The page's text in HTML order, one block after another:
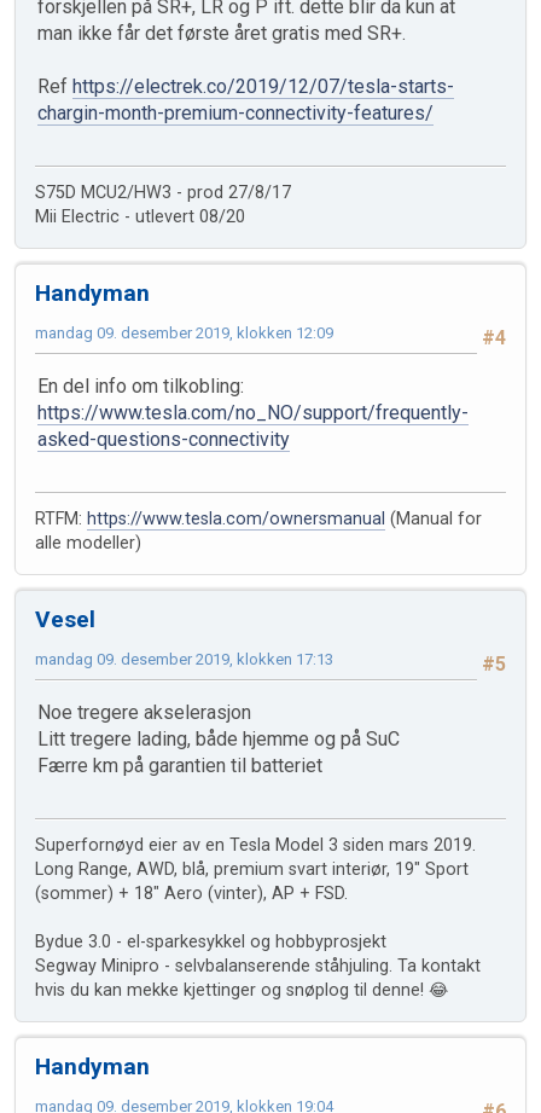
forskjellen på SR+, LR og P ift. dette blir da kun at
man ikke får det første året gratis med SR+.
Ref https://electrek.co/2019/12/07/tesla-starts-
chargin-month-premium-connectivity-features/
S75D MCU2/HW3 - prod 27/8/17
Mii Electric - utlevert 08/20
Handyman
#4
mandag 09. desember 2019, klokken 12:09
En del info om tilkobling:
https://www.tesla.com/no_NO/support/frequently-
asked-questions-connectivity
RTFM: https://www.tesla.com/ownersmanual (Manual for
alle modeller)
Vesel
#5
mandag 09. desember 2019, klokken 17:13
Noe tregere akselerasjon
Litt tregere lading, både hjemme og på SuC
Færre km på garantien til batteriet
Superfornøyd eier av en Tesla Model 3 siden mars 2019.
Long Range, AWD, blå, premium svart interiør, 19" Sport
(sommer) + 18" Aero (vinter), AP + FSD.
Bydue 3.0 - el-sparkesykkel og hobbyprosjekt
Segway Minipro - selvbalanserende ståhjuling. Ta kontakt
hvis du kan mekke kjettinger og snøplog til denne! 😂
Handyman
mandag 09. desember 2019, klokken 19:04